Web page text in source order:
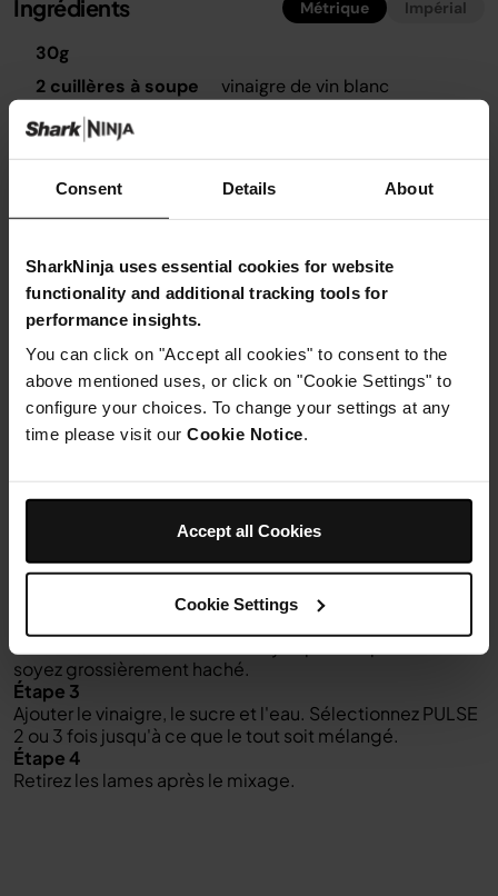
Consent Details About
SharkNinja uses essential cookies for website
functionality and additional tracking tools for
performance insights.
You can click on "Accept all cookies" to consent to the
above mentioned uses, or click on "Cookie Settings" to
configure your choices. To change your settings at any
time please visit our Cookie Notice.
Accept all Cookies
Cookie Settings
Ingrédients Métrique Impérial
30g
2 cuillères à soupe
vinaigre de vin blanc
1 cuillère à soupe
Ustensiles nécessaires
Instructions
Étape 1
Placez la menthe dans le gobelet, puis installez
l'ensemble de la lame.
soyez grossièrement haché.
Étape 3
Ajouter le vinaigre, le sucre et l'eau. Sélectionnez PULSE
2 ou 3 fois jusqu'à ce que le tout soit mélangé.
Étape 4
Retirez les lames après le mixage.